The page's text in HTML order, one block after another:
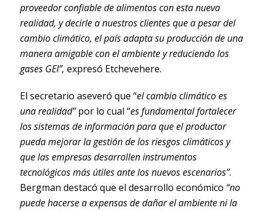
proveedor confiable de alimentos con esta nueva
realidad, y decirle a nuestros clientes que a pesar del
cambio climático, elpaís adapta su producción de una
manera amigable con el ambiente y reduciendo los
gases GEI”, expresó Etchevehere.
El secretario aseveró que “el cambio climático es
una realidad”por lo cual “es fundamental fortalecer
los sistemas de información para que el productor
pueda mejorar la gestión de los riesgos climáticos y
que las empresas desarrollen instrumentos
tecnológicos más útiles ante los nuevos escenarios”.
Bergman destacó que el desarrollo económico “no
puede hacerse a expensas de dañar el ambiente ni la